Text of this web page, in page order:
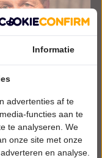
Informatie
advertenties af te
functies aan te
te analyseren. We
onze site met onze
en analyse.